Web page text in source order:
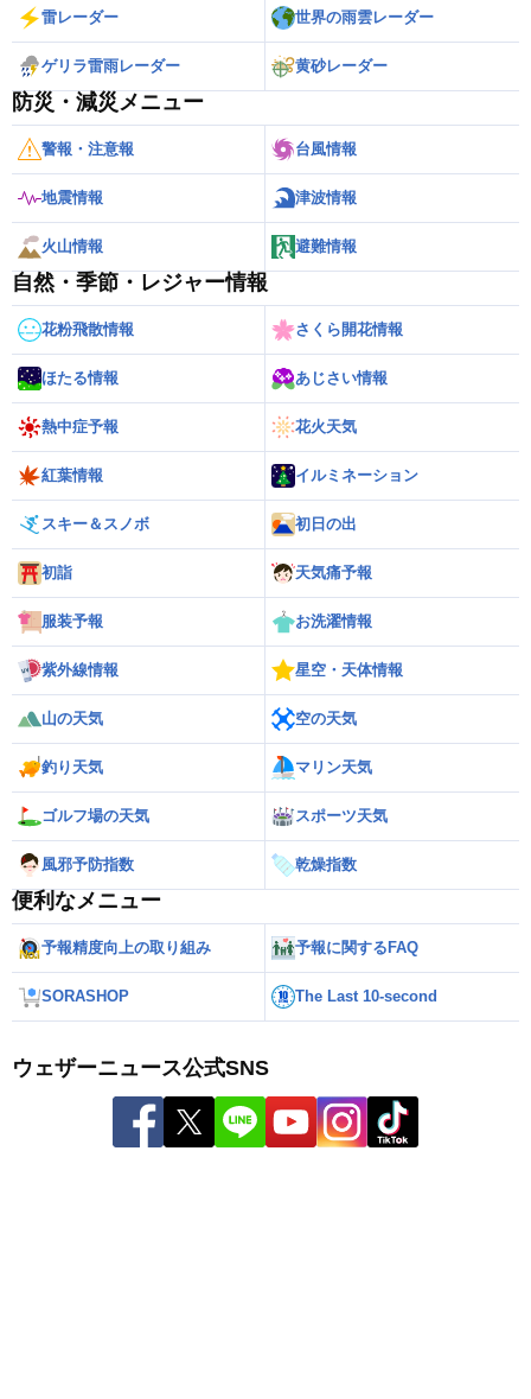
雷レーダー 世界の雨雲レーダー
ゲリラ雷雨レーダー 黄砂レーダー
防災・減災メニュー
警報・注意報 台風情報
地震情報 津波情報
火山情報 避難情報
自然・季節・レジャー情報
花粉飛散情報 さくら開花情報
ほたる情報 あじさい情報
熱中症予報 花火天気
紅葉情報 イルミネーション
スキー＆スノボ 初日の出
初詣 天気痛予報
服装予報 お洗濯情報
紫外線情報 星空・天体情報
山の天気 空の天気
釣り天気 マリン天気
ゴルフ場の天気 スポーツ天気
風邪予防指数 乾燥指数
便利なメニュー
予報精度向上の取り組み 予報に関するFAQ
SORASHOP The Last 10-second
ウェザーニュース公式SNS